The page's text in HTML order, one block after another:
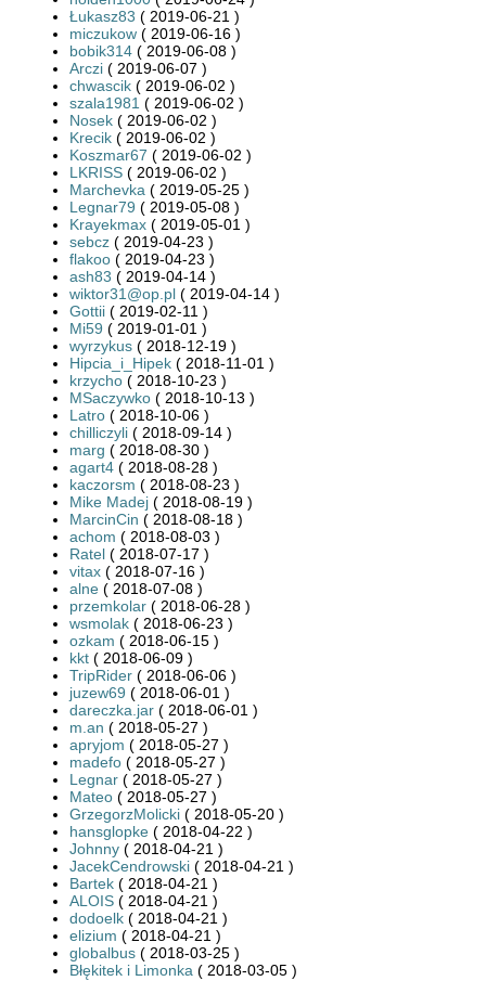
Łukasz83 ( 2019-06-21 )
miczukow ( 2019-06-16 )
bobik314 ( 2019-06-08 )
Arczi ( 2019-06-07 )
chwascik ( 2019-06-02 )
szala1981 ( 2019-06-02 )
Nosek ( 2019-06-02 )
Krecik ( 2019-06-02 )
Koszmar67 ( 2019-06-02 )
LKRISS ( 2019-06-02 )
Marchevka ( 2019-05-25 )
Legnar79 ( 2019-05-08 )
Krayekmax ( 2019-05-01 )
sebcz ( 2019-04-23 )
flakoo ( 2019-04-23 )
ash83 ( 2019-04-14 )
wiktor31@op.pl ( 2019-04-14 )
Gottii ( 2019-02-11 )
Mi59 ( 2019-01-01 )
wyrzykus ( 2018-12-19 )
Hipcia_i_Hipek ( 2018-11-01 )
krzycho ( 2018-10-23 )
MSaczywko ( 2018-10-13 )
Latro ( 2018-10-06 )
chilliczyli ( 2018-09-14 )
marg ( 2018-08-30 )
agart4 ( 2018-08-28 )
kaczorsm ( 2018-08-23 )
Mike Madej ( 2018-08-19 )
MarcinCin ( 2018-08-18 )
achom ( 2018-08-03 )
Ratel ( 2018-07-17 )
vitax ( 2018-07-16 )
alne ( 2018-07-08 )
przemkolar ( 2018-06-28 )
wsmolak ( 2018-06-23 )
ozkam ( 2018-06-15 )
kkt ( 2018-06-09 )
TripRider ( 2018-06-06 )
juzew69 ( 2018-06-01 )
dareczka.jar ( 2018-06-01 )
m.an ( 2018-05-27 )
apryjom ( 2018-05-27 )
madefo ( 2018-05-27 )
Legnar ( 2018-05-27 )
Mateo ( 2018-05-27 )
GrzegorzMolicki ( 2018-05-20 )
hansglopke ( 2018-04-22 )
Johnny ( 2018-04-21 )
JacekCendrowski ( 2018-04-21 )
Bartek ( 2018-04-21 )
ALOIS ( 2018-04-21 )
dodoelk ( 2018-04-21 )
elizium ( 2018-04-21 )
globalbus ( 2018-03-25 )
Błękitek i Limonka ( 2018-03-05 )